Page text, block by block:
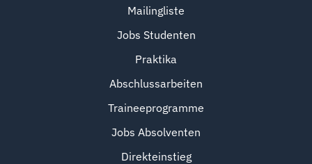
Mailingliste
Jobs Studenten
Praktika
Abschlussarbeiten
Traineeprogramme
Jobs Absolventen
Direkteinstieg